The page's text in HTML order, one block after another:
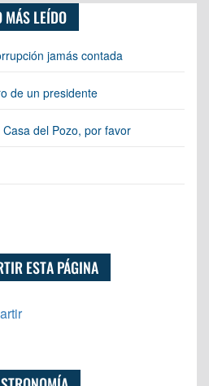
MÁS LEÍDO
jamás contada
de un presidente
del Pozo, por favor
ESTA PÁGINA